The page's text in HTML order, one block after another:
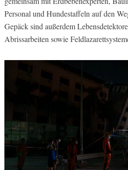
Personal und Hundestaffeln auf den
Gepäck sind außerdem
Abrissarbeiten sowie